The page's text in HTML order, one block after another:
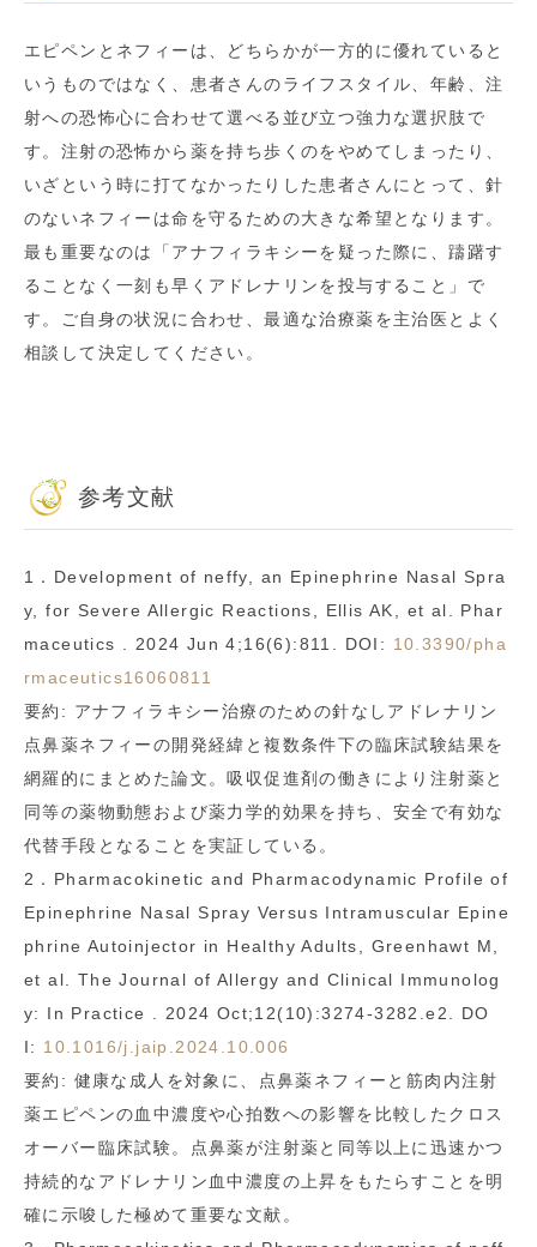
エピペンとネフィーは、どちらかが一方的に優れていると
いうものではなく、患者さんのライフスタイル、年齢、注
射への恐怖心に合わせて選べる並び立つ強力な選択肢で
す。注射の恐怖から薬を持ち歩くのをやめてしまったり、
いざという時に打てなかったりした患者さんにとって、針
のないネフィーは命を守るための大きな希望となります。
最も重要なのは「アナフィラキシーを疑った際に、躊躇す
ることなく一刻も早くアドレナリンを投与すること」で
す。ご自身の状況に合わせ、最適な治療薬を主治医とよく
相談して決定してください。
参考文献
1．Development of neffy, an Epinephrine Nasal Spra
y, for Severe Allergic Reactions, Ellis AK, et al. Phar
maceutics . 2024 Jun 4;16(6):811. DOI: 10.3390/pha
rmaceutics16060811
要約: アナフィラキシー治療のための針なしアドレナリン
点鼻薬ネフィーの開発経緯と複数条件下の臨床試験結果を
網羅的にまとめた論文。吸収促進剤の働きにより注射薬と
同等の薬物動態および薬力学的効果を持ち、安全で有効な
代替手段となることを実証している。
2．Pharmacokinetic and Pharmacodynamic Profile of
Epinephrine Nasal Spray Versus Intramuscular Epine
phrine Autoinjector in Healthy Adults, Greenhawt M,
et al. The Journal of Allergy and Clinical Immunolog
y: In Practice . 2024 Oct;12(10):3274-3282.e2. DO
I: 10.1016/j.jaip.2024.10.006
要約: 健康な成人を対象に、点鼻薬ネフィーと筋肉内注射
薬エピペンの血中濃度や心拍数への影響を比較したクロス
オーバー臨床試験。点鼻薬が注射薬と同等以上に迅速かつ
持続的なアドレナリン血中濃度の上昇をもたらすことを明
確に示唆した極めて重要な文献。